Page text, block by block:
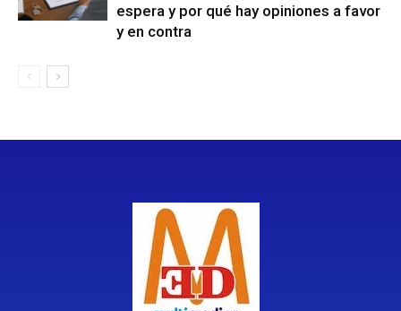
espera y por qué hay opiniones a favor
y en contra